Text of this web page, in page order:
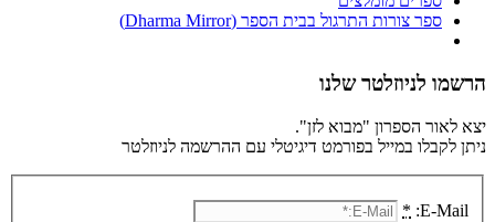
ספר צורות התרגול בבית הספר (Dharma Mirror)
הרשמו לניוזלטר שלנו
יצא לאור הספרון "מבוא לזן".
ניתן לקבלו במייל בפורמט דיגיטלי עם ההרשמה לניוזלטר
E-Mail:
*